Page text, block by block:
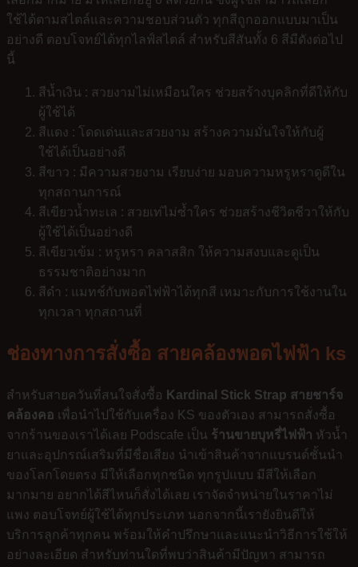
ใช้ได้ตามสไตล์และความชอบส่วนตัว ทุกสีถูกออกแบบมาเป็น
อย่างดี ตอบโจทย์ได้ทุกไลฟ์สไตล์ สำหรับสีสันทั้ง 6 สีมีดังต่อไป
นี้
สีน้ำเงิน : สวยงามไม่เหมือนใคร ช่วยสร้างบุคลิกที่ดีให้กับ
ผู้ใช้ได้
สีแดง : โดดเด่นและสวยงาม สร้างความมั่นใจให้กับผู้
ใช้ได้เป็นอย่างดี
สีขาว : มีความสวยงาม เรียบง่าย มอบความหรูหราดูดีใน
ทุกสถานการณ์
สีเขียวน้ำทะเล : สวยเท่ไม่ซ้ำใคร ช่วยสร้างชีวิตชีวาให้กับ
ผู้ใช้ได้เป็นอย่างดี
สีเขียวเข้ม : หรูหรา คลาสสิก ให้ความสงบและดูเป็น
ธรรมชาติอย่างมาก
สีดำ : แมทช์กับพอตไฟฟ้าได้ทุกสี เหมาะกับการใช้งานใน
ทุกเวลา ทุกสถานที่
ช่องทางการสั่งซื้อ สายคล้องพอตไฟฟ้า ks
สำหรับสายควันที่สนใจสั่งซื้อ Kardinal Stick Strap สายชาร์จ
คล้องคอ เพื่อนำไปใช้กับเครื่อง KS ของตัวเอง สามารถสั่งซื้อ
จากร้านของเราได้เลย Podscafe เป็น ร้านขายบุหรี่ไฟฟ้า หัวน้ำ
ยาและอุปกรณ์เสริมที่มีชื่อเสียง นำเข้าสินค้าจากแบรนด์ชั้นนำ
ของโลกโดยตรง มีให้เลือกทุกชนิด ทุกรูปแบบ มีสีให้เลือก
มากมาย อยากได้สีไหนก็สั่งได้เลย เราจัดจำหน่ายในราคาไม่
แพง ตอบโจทย์ผู้ใช้ได้ทุกประเภท นอกจากนี้เรายังยินดีให้
บริการลูกค้าทุกคน พร้อมให้คำปรึกษาและแนะนำวิธีการใช้ให้
อย่างละเอียด สำหรับท่านใดที่พบว่าสินค้ามีปัญหา สามารถ